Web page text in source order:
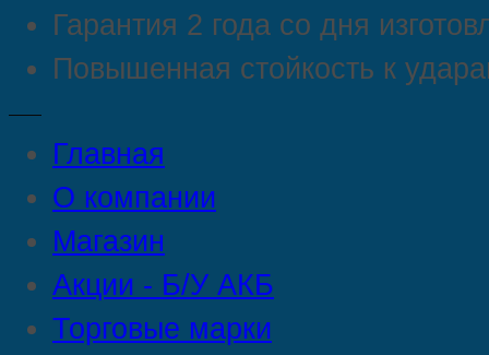
Гарантия 2 года со дня
Повышенная стойкость к
Главная
О компании
Магазин
Акции - Б/У АКБ
Торговые марки